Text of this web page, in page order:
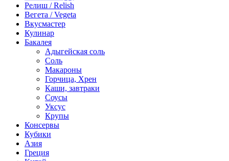
Релиш / Relish
Вегета / Vegeta
Вкусмастер
Кулинар
Бакалея
Адыгейская соль
Соль
Макароны
Горчица, Хрен
Каши, завтраки
Соусы
Уксус
Крупы
Консервы
Кубики
Азия
Греция